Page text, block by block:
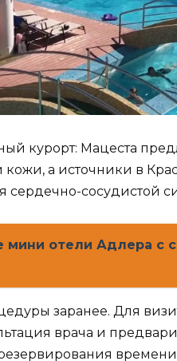
курорт: Мацеста
кожи, а источники в
сердечно-сосудистой
мини отели Адлера с
заранее. Для
врача и